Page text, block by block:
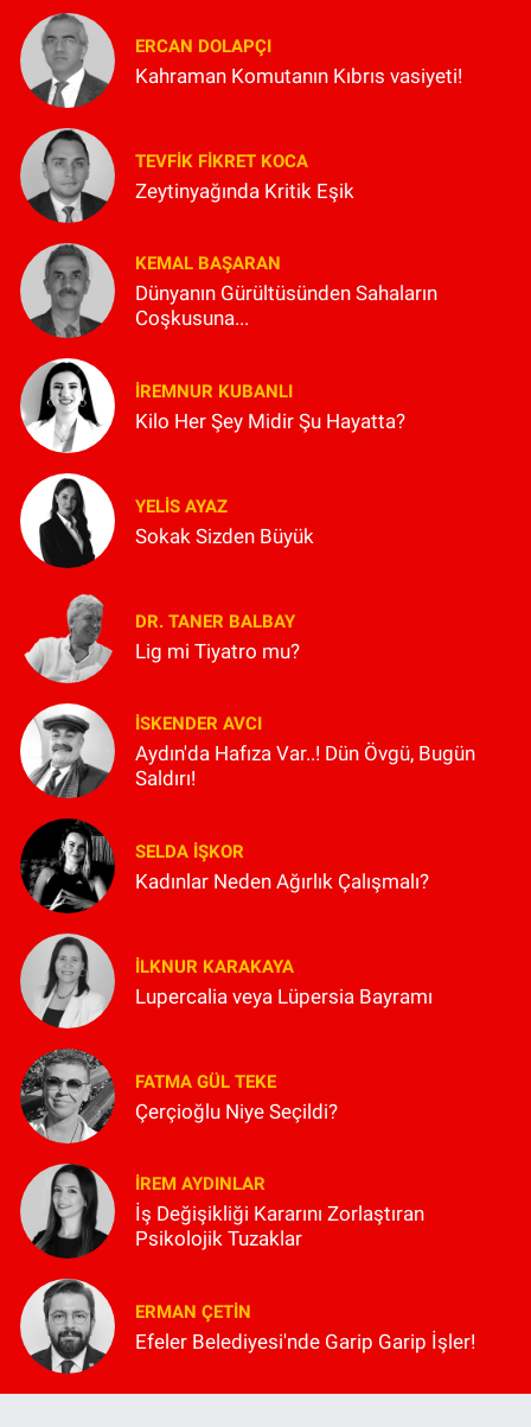
ERCAN DOLAPÇI
Kahraman Komutanın Kıbrıs vasiyeti!
TEVFIK FIKRET KOCA
Zeytinyağında Kritik Eşik
KEMAL BAŞARAN
Dünyanın Gürültüsünden Sahaların
Coşkusuna...
İREMNUR KUBANLI
Kilo Her Şey Midir Şu Hayatta?
YELIS AYAZ
Sokak Sizden Büyük
DR. TANER BALBAY
Lig mi Tiyatro mu?
İSKENDER AVCI
Aydın'da Hafıza Var..! Dün Övgü, Bugün
Saldırı!
SELDA İŞKOR
Kadınlar Neden Ağırlık Çalışmalı?
İLKNUR KARAKAYA
Lupercalia veya Lüpersia Bayramı
FATMA GÜL TEKE
Çerçioğlu Niye Seçildi?
İREM AYDINLAR
İş Değişikliği Kararını Zorlaştıran
Psikolojik Tuzaklar
ERMAN ÇETIN
Efeler Belediyesi'nde Garip Garip İşler!